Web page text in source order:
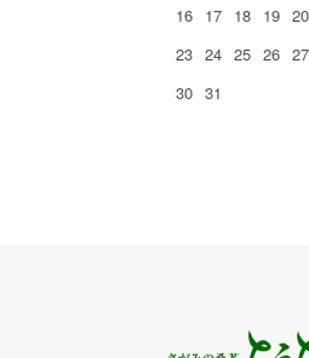
16 17 18 19 20
23 24 25 26 27
30 31